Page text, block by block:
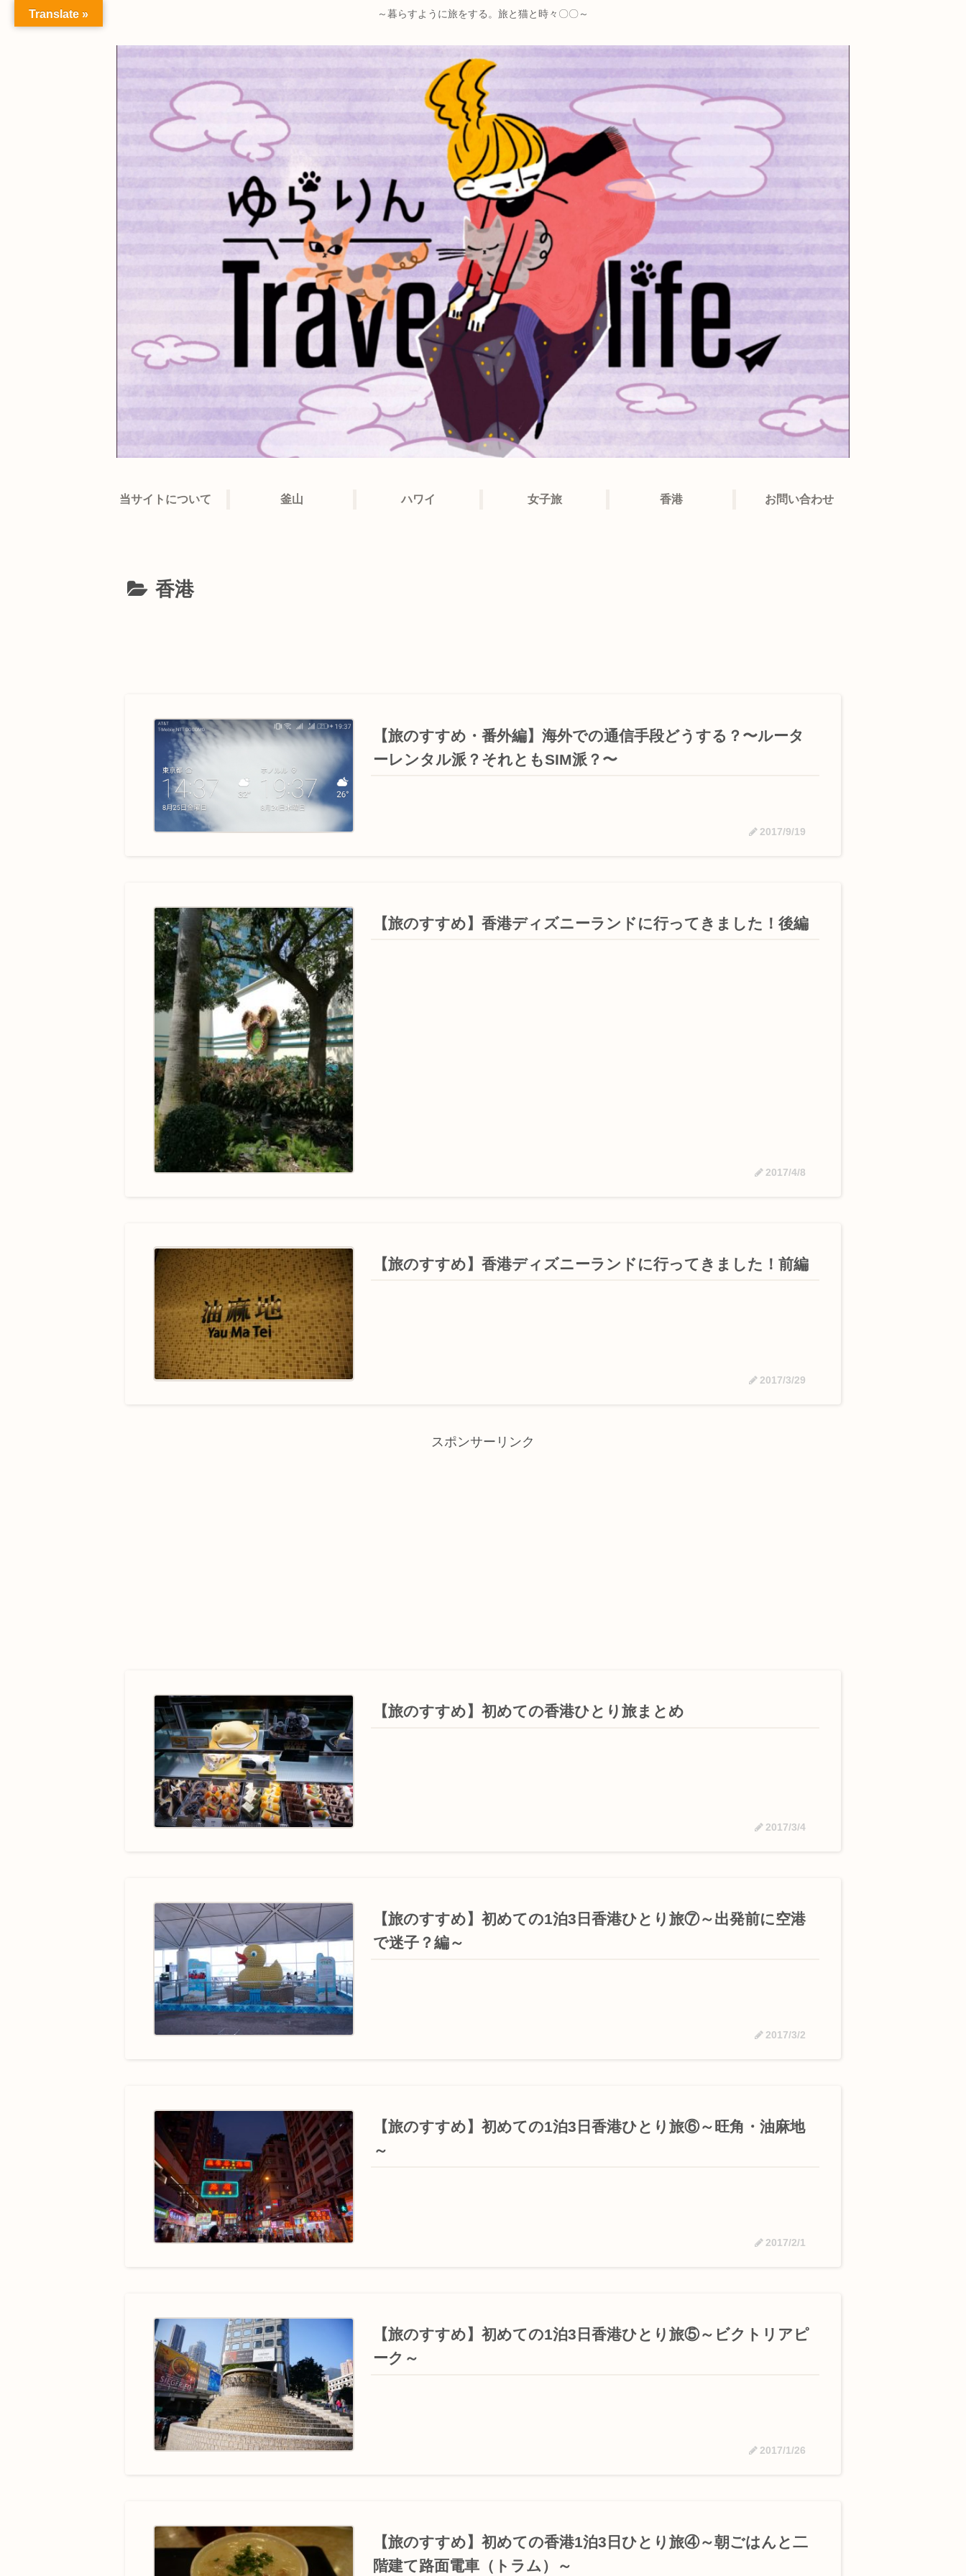
～暮らすように旅をする。旅と猫と時々〇〇～
当サイトについて 釜山 ハワイ 女子旅 香港 お問い合わせ
香港
【旅のすすめ・番外編】海外での通信手段どうする？〜ルータ
ーレンタル派？それともSIM派？〜
2017/9/19
【旅のすすめ】香港ディズニーランドに行ってきました！後編
2017/4/8
【旅のすすめ】香港ディズニーランドに行ってきました！前編
2017/3/29
スポンサーリンク
【旅のすすめ】初めての香港ひとり旅まとめ
2017/3/4
【旅のすすめ】初めての1泊3日香港ひとり旅⑦～出発前に空港
で迷子？編～
2017/3/2
【旅のすすめ】初めての1泊3日香港ひとり旅⑥～旺角・油麻地
～
2017/2/1
【旅のすすめ】初めての1泊3日香港ひとり旅⑤～ビクトリアピ
ーク～
2017/1/26
【旅のすすめ】初めての香港1泊3日ひとり旅④～朝ごはんと二
階建て路面電車（トラム）～
Translate »